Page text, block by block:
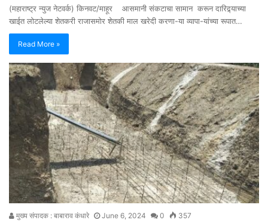
(महाराष्ट्र न्युज नेटवर्क) किनवट/माहूर आसमानी संकटाचा सामान करून दारिद्र्याच्या
खाईत लोटलेल्या शेतकरी राजासमोर शेतकी माल खरेदी करणा-या व्यापा-यांच्या रूपात…
Read More »
मुख्य संपादक : बाबाराव कंधारे June 6, 2024 0 357